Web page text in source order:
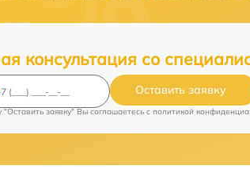
консультация со
Оставить заявку
заявку" Вы соглашаетесь c политикой